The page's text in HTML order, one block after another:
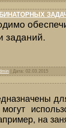
заданий.
| Дата: 02.03.2015
на